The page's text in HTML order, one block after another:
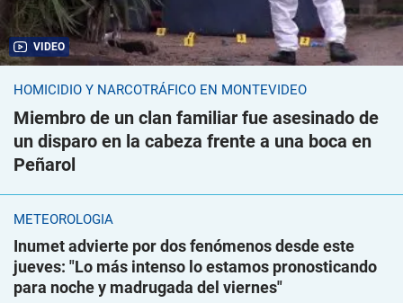
VIDEO
HOMICIDIO Y NARCOTRÁFICO EN MONTEVIDEO
Miembro de un clan familiar fue asesinado de
un disparo en la cabeza frente a una boca en
Peñarol
METEOROLOGÍA
Inumet advierte por dos fenómenos desde este
jueves: "Lo más intenso lo estamos pronosticando
para noche y madrugada del viernes"